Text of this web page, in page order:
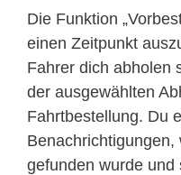
Die Funktion
einen Zeitpunkt
Fahrer dich abholen
der ausgewählten
Fahrtbestellung. Du
gefunden wurde und